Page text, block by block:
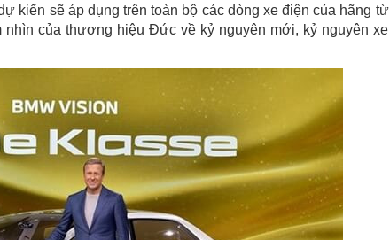
kiến sẽ áp dụng trên toàn bộ các dòng xe điện của hãng từ
nhìn của thương hiệu Đức về kỷ nguyên mới, kỷ nguyên xe